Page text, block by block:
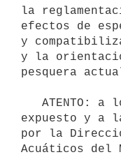
la
efectos de
y
y la
pesquera
expuesto y a
por la
Acuáticos del